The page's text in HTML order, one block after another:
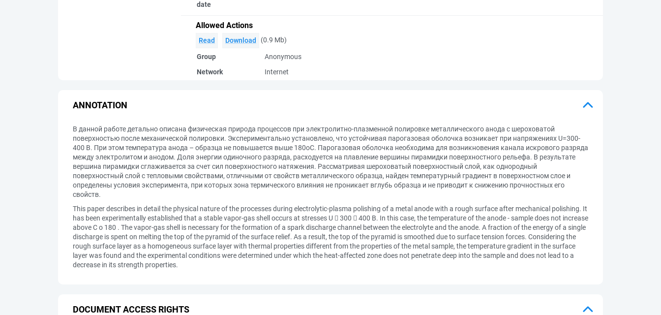
date
Allowed Actions
Read Download (0.9 Mb)
Group
Anonymous
Network
Internet
ANNOTATION
В данной работе детально описана физическая природа процессов при электролитно-плазменной полировке металлического анода с шероховатой
поверхностью после механической полировки. Экспериментально установлено, что устойчивая парогазовая оболочка возникает при напряжениях U=300-
400 В. При этом температура анода – образца не повышается выше 180оС. Парогазовая оболочка необходима для возникновения канала искрового разряда
между электролитом и анодом. Доля энергии одиночного разряда, расходуется на плавление вершины пирамидки поверхностного рельефа. В результате
вершина пирамидки сглаживается за счет сил поверхностного натяжения. Рассматривая шероховатый поверхностный слой, как однородный
поверхностный слой с тепловыми свойствами, отличными от свойств металлического образца, найден температурный градиент в поверхностном слое и
определены условия эксперимента, при которых зона термического влияния не проникает вглубь образца и не приводит к снижению прочностных его
свойств.
This paper describes in detail the physical nature of the processes during electrolytic-plasma polishing of a metal anode with a rough surface after mechanical polishing. It
has been experimentally established that a stable vapor-gas shell occurs at stresses U  300  400 В. In this case, the temperature of the anode - sample does not increase
above C o 180 . The vapor-gas shell is necessary for the formation of a spark discharge channel between the electrolyte and the anode. A fraction of the energy of a single
discharge is spent on melting the top of the pyramid of the surface relief. As a result, the top of the pyramid is smoothed due to surface tension forces. Considering the
rough surface layer as a homogeneous surface layer with thermal properties different from the properties of the metal sample, the temperature gradient in the surface
layer was found and the experimental conditions were determined under which the heat-affected zone does not penetrate deep into the sample and does not lead to a
decrease in its strength properties.
DOCUMENT ACCESS RIGHTS